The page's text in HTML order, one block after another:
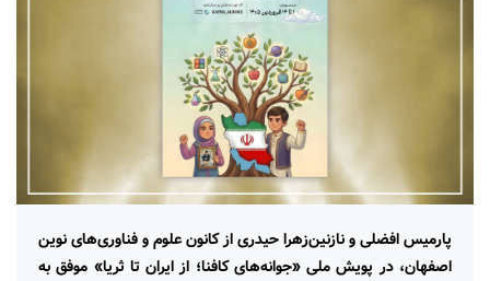
پارمیس افضلی و نازنین‌زهرا حیدری از کانون علوم و فناوری‌های نوین
اصفهان، در پویش ملی «جوانه‌های کافنا؛ از ایران تا ثریا» موفق به